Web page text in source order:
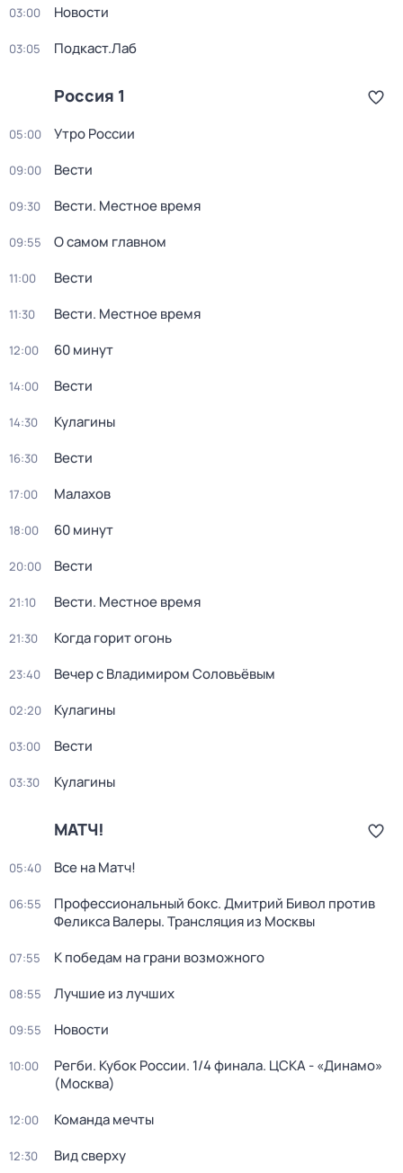
03:00 Новости
03:05 Подкаст.Лаб
Россия 1
05:00 Утро России
09:00 Вести
09:30 Вести. Местное время
09:55 О самом главном
11:00 Вести
11:30 Вести. Местное время
12:00 60 минут
14:00 Вести
14:30 Кулагины
16:30 Вести
17:00 Малахов
18:00 60 минут
20:00 Вести
21:10 Вести. Местное время
21:30 Когда горит огонь
23:40 Вечер с Владимиром Соловьёвым
02:20 Кулагины
03:00 Вести
03:30 Кулагины
МАТЧ!
05:40 Все на Матч!
06:55
Профессиональный бокс. Дмитрий Бивол против
Феликса Валеры. Трансляция из Москвы
07:55 К победам на грани возможного
08:55 Лучшие из лучших
09:55 Новости
10:00
Регби. Кубок России. 1/4 финала. ЦСКА - «Динамо»
(Москва)
12:00 Команда мечты
12:30 Вид сверху